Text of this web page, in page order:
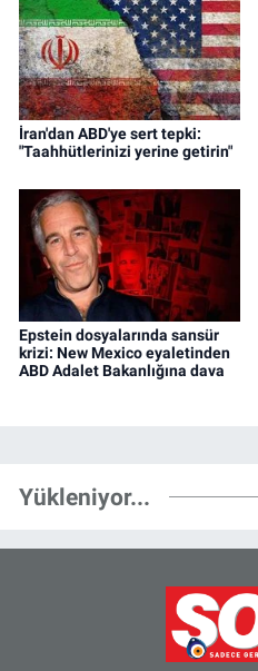
İran'dan ABD'ye sert tepki:
"Taahhütlerinizi yerine getirin"
Epstein dosyalarında sansür
krizi: New Mexico eyaletinden
ABD Adalet Bakanlığına dava
Yükleniyor...